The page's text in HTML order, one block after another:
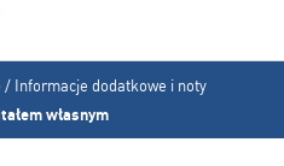
/ Informacje dodatkowe i noty
własnym